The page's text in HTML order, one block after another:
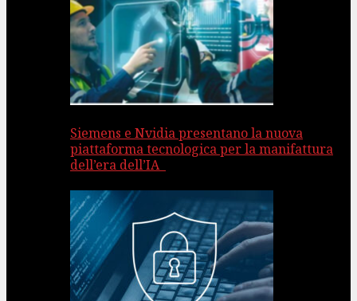
Siemens e Nvidia presentano la nuova
piattaforma tecnologica per la manifattura
dell’era dell’IA